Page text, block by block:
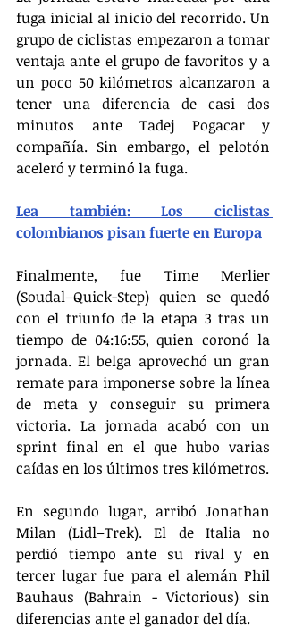
fuga inicial al inicio del recorrido. Un
grupo de ciclistas empezaron a tomar
ventaja ante el grupo de favoritos y a
un poco 50 kilómetros alcanzaron a
tener una diferencia de casi dos
minutos ante Tadej Pogacar y
compañía. Sin embargo, el pelotón
aceleró y terminó la fuga.
Lea también: Los ciclistas
colombianos pisan fuerte en Europa
Finalmente, fue Time Merlier
(Soudal–Quick-Step) quien se quedó
con el triunfo de la etapa 3 tras un
tiempo de 04:16:55, quien coronó la
jornada. El belga aprovechó un gran
remate para imponerse sobre la línea
de meta y conseguir su primera
victoria. La jornada acabó con un
sprint final en el que hubo varias
caídas en los últimos tres kilómetros.
En segundo lugar, arribó Jonathan
Milan (Lidl–Trek). El de Italia no
perdió tiempo ante su rival y en
tercer lugar fue para el alemán Phil
Bauhaus (Bahrain - Victorious) sin
diferencias ante el ganador del día.